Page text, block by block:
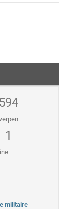
594
1
militaire